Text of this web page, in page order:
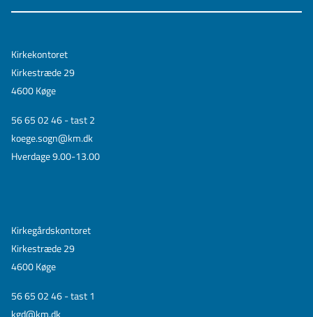
Kirkekontoret
Kirkestræde 29
4600 Køge
56 65 02 46 - tast 2
koege.sogn@km.dk
Hverdage 9.00-13.00
Kirkegårdskontoret
Kirkestræde 29
4600 Køge
56 65 02 46 - tast 1
kgd@km.dk